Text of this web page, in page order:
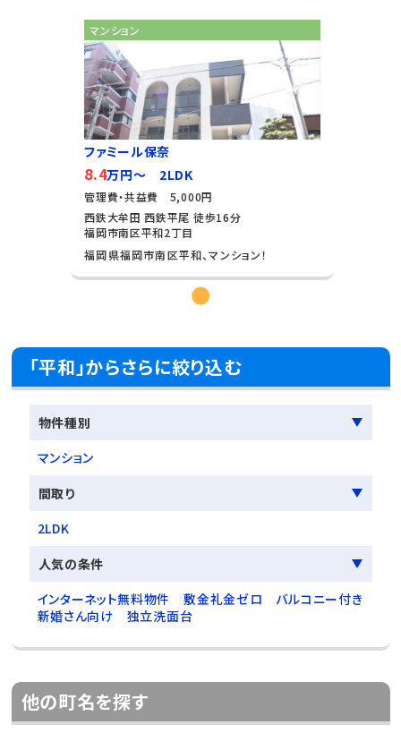
マンション
ファミール保奈
8.4万円～ 2LDK
管理費・共益費 5,000円
西鉄大牟田 西鉄平尾 徒歩16分
福岡市南区平和2丁目
福岡県福岡市南区平和、マンション！
「平和」からさらに絞り込む
物件種別
マンション
間取り
2LDK
人気の条件
インターネット無料物件
敷金礼金ゼロ
バルコニー付き
新婚さん向け
独立洗面台
他の町名を探す